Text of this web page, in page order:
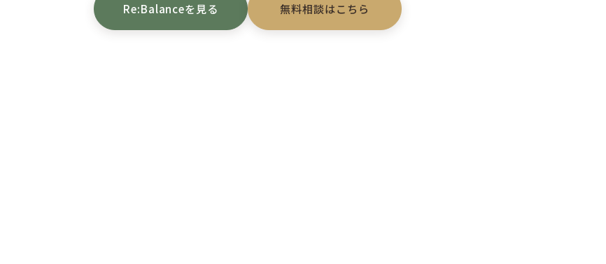
Re:Balanceを見る 無料相談はこちら